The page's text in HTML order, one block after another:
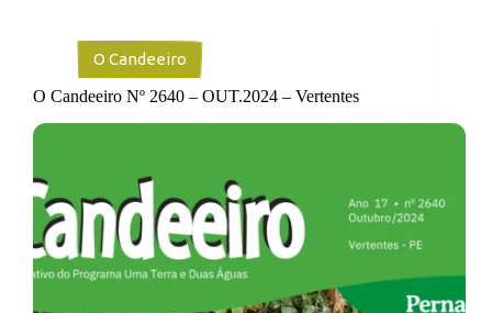
O Candeeiro
O Candeeiro Nº 2640 – OUT.2024 – Vertentes